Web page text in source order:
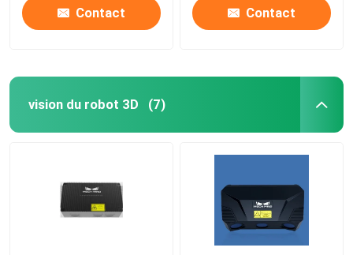
Contact Contact
vision du robot 3D (7)